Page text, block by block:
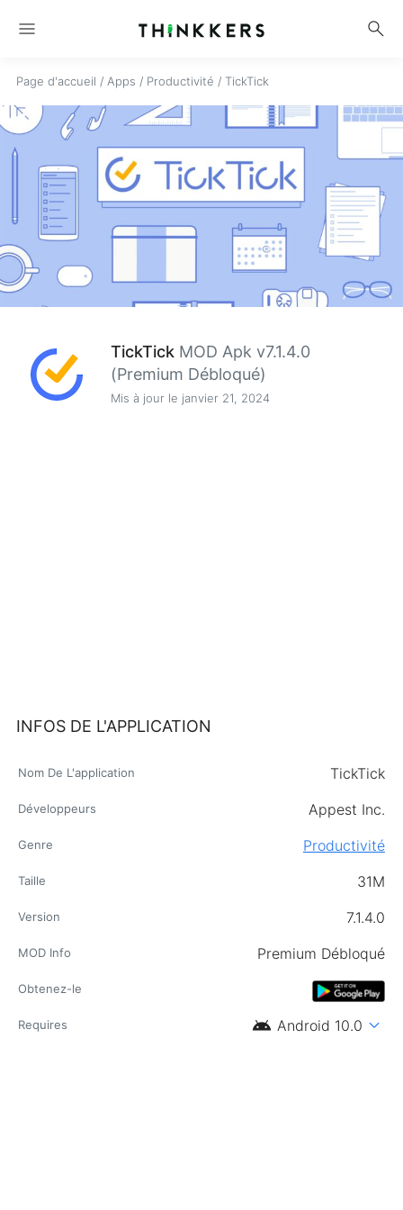
menu search
Page d'accueil / Apps / Productivité / TickTick
TickTickMOD Apk v7.1.4.0
(Premium Débloqué)
Mis à jour le janvier 21, 2024
INFOS DE L'APPLICATION
Nom De L'application TickTick
Développeurs Appest Inc.
Genre Productivité
Taille 31M
Version 7.1.4.0
MOD Info Premium Débloqué
Obtenez-le
Requires android Android 10.0 expand_more